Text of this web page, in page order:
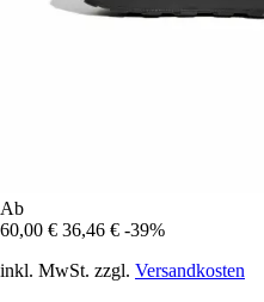
Ab
60,00 € 36,46 € -39%
inkl. MwSt. zzgl. Versandkosten